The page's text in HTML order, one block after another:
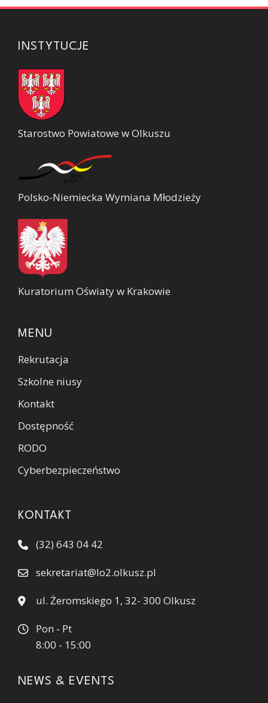
INSTYTUCJE
Starostwo Powiatowe w Olkuszu
Polsko-Niemiecka Wymiana Młodzieży
Kuratorium Oświaty w Krakowie
MENU
Rekrutacja
Szkolne niusy
Kontakt
Dostępność
RODO
Cyberbezpieczeństwo
KONTAKT
(32) 643 04 42
sekretariat@lo2.olkusz.pl
ul. Żeromskiego 1, 32- 300 Olkusz
Pon - Pt
8:00 - 15:00
NEWS & EVENTS